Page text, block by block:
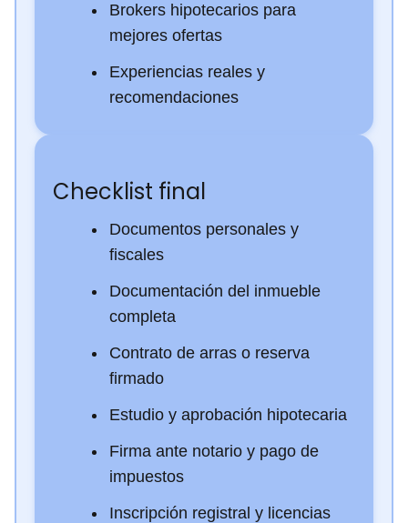
Brokers hipotecarios para
mejores ofertas
Experiencias reales y
recomendaciones
Checklist final
Documentos personales y
fiscales
Documentación del inmueble
completa
Contrato de arras o reserva
firmado
Estudio y aprobación hipotecaria
Firma ante notario y pago de
impuestos
Inscripción registral y licencias